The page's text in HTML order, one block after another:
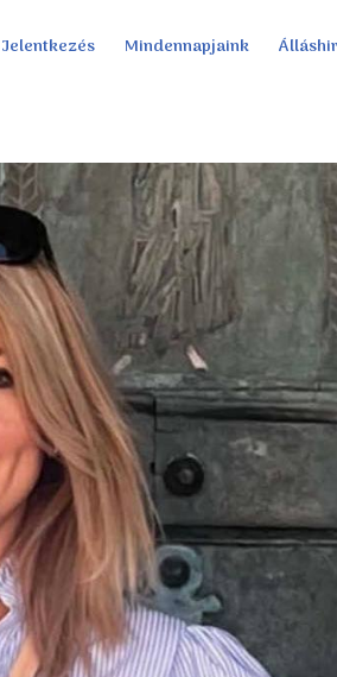
Jelentkezés Mindennapjaink